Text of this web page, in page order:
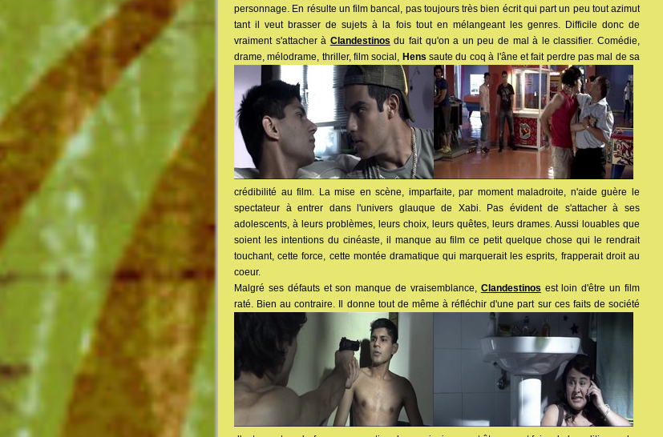
personnage. En résulte un film bancal, pas toujours très bien écrit qui part un peu tout azimut
tant il veut brasser de sujets à la fois tout en mélangeant les genres. Difficile donc de
vraiment s'attacher à Clandestinos du fait qu'on a un peu de mal à le classifier. Comédie,
drame, mélodrame, thriller, film social, Hens saute du coq à l'âne et fait perdre pas mal de sa
crédibilité au film. La mise en scène, imparfaite, par moment maladroite, n'aide guère le
spectateur à entrer dans l'univers glauque de Xabi. Pas évident de s'attacher à ses
adolescents, à leurs problèmes, leurs choix, leurs quêtes, leurs drames. Aussi louables que
soient les intentions du cinéaste, il manque au film ce petit quelque chose qui le rendrait
touchant, cette force, cette montée dramatique qui marquerait les esprits, frapperait droit au
coeur.
Malgré ses défauts et son manque de vraisemblance, Clandestinos est loin d'être un film
raté. Bien au contraire. Il donne tout de même à réfléchir d'une part sur ces faits de société